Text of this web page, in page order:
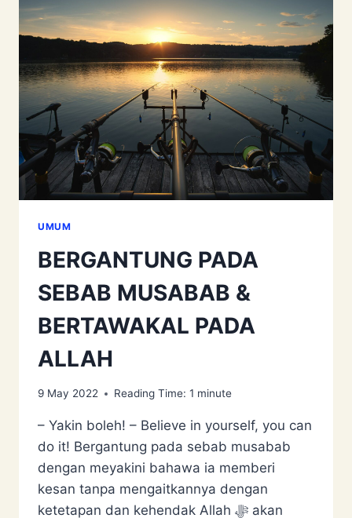
UMUM
BERGANTUNG PADA
SEBAB MUSABAB &
BERTAWAKAL PADA
ALLAH
9 May 2022 Reading Time: 1 minute
– Yakin boleh! – Believe in yourself, you can
do it! Bergantung pada sebab musabab
dengan meyakini bahawa ia memberi
kesan tanpa mengaitkannya dengan
ketetapan dan kehendak Allah ﷻ akan